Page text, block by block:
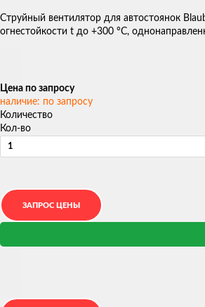
Струйный вентилятор для автостоянок
огнестойкости t до +300 °С,
Цена по запросу
наличие: по запросу
Количество
Кол-во